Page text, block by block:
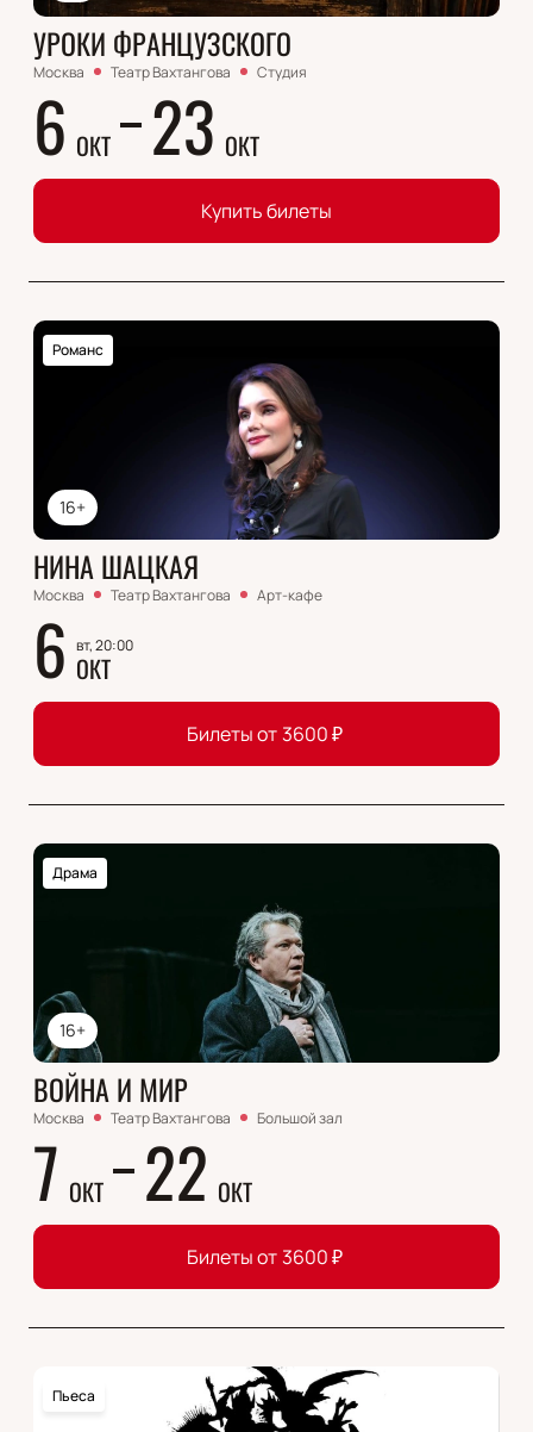
УРОКИ ФРАНЦУЗСКОГО
Москва Театр Вахтангова Студия
6 ОКТ 23 ОКТ
Купить билеты
16+
Романс
НИНА ШАЦКАЯ
Москва Театр Вахтангова Арт-кафе
6 вт, 20:00
ОКТ
Билеты от 3600₽
16+
Драма
ВОЙНА И МИР
Москва Театр Вахтангова Большой зал
7 ОКТ 22 ОКТ
Билеты от 3600₽
Пьеса